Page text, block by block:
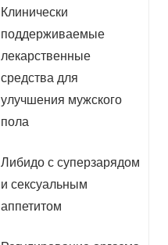
Клинически
поддерживаемые
лекарственные
средства для
улучшения мужского
пола
Либидо с суперзарядом
и сексуальным
аппетитом